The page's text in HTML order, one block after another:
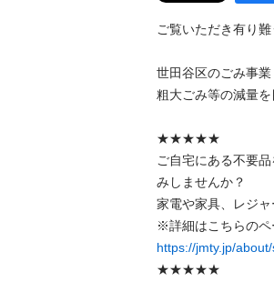
ご覧いただき有り難
世⽥⾕区のごみ事業
粗⼤ごみ等の減量を
★★★★★
ご自宅にある不要
みしませんか？
家電や家具、レジ
https://jmty.jp/
★★★★★